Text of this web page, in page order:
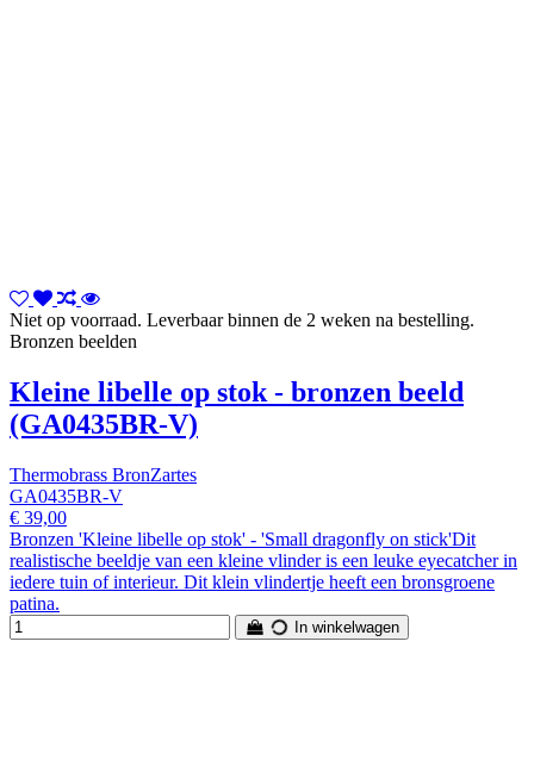
Niet op voorraad. Leverbaar binnen de 2 weken na bestelling.
Bronzen beelden
Kleine libelle op stok - bronzen beeld
(GA0435BR-V)
Thermobrass BronZartes
GA0435BR-V
€ 39,00
Bronzen 'Kleine libelle op stok' - 'Small dragonfly on stick'Dit
realistische beeldje van een kleine vlinder is een leuke eyecatcher in
iedere tuin of interieur. Dit klein vlindertje heeft een bronsgroene
patina.
In winkelwagen